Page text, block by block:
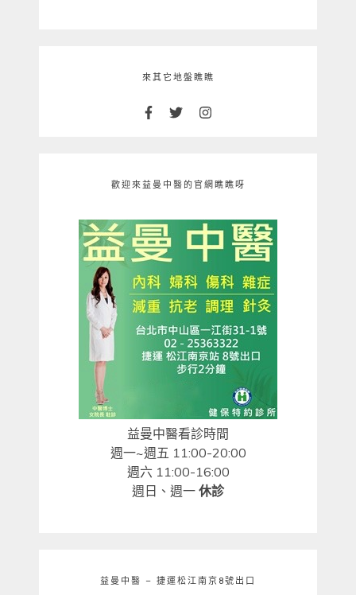
來其它地盤瞧瞧
歡迎來益曼中醫的官網瞧瞧呀
益曼中醫看診時間
週一~週五 11:00-20:00
週六 11:00-16:00
週日、週一 休診
益曼中醫 – 捷運松江南京8號出口